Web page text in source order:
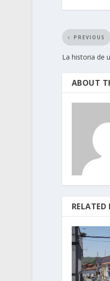
PREVIOUS
La historia de
ABOUT
RELATED